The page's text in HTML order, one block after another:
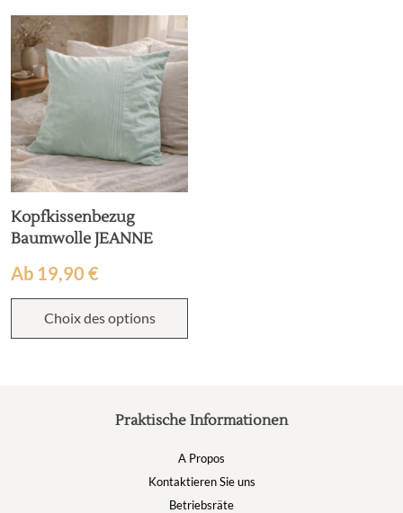
Kopfkissenbezug
Baumwolle JEANNE
Ab 19,90 €
Choix des options
Praktische Informationen
A Propos
Kontaktieren Sie uns
Betriebsräte